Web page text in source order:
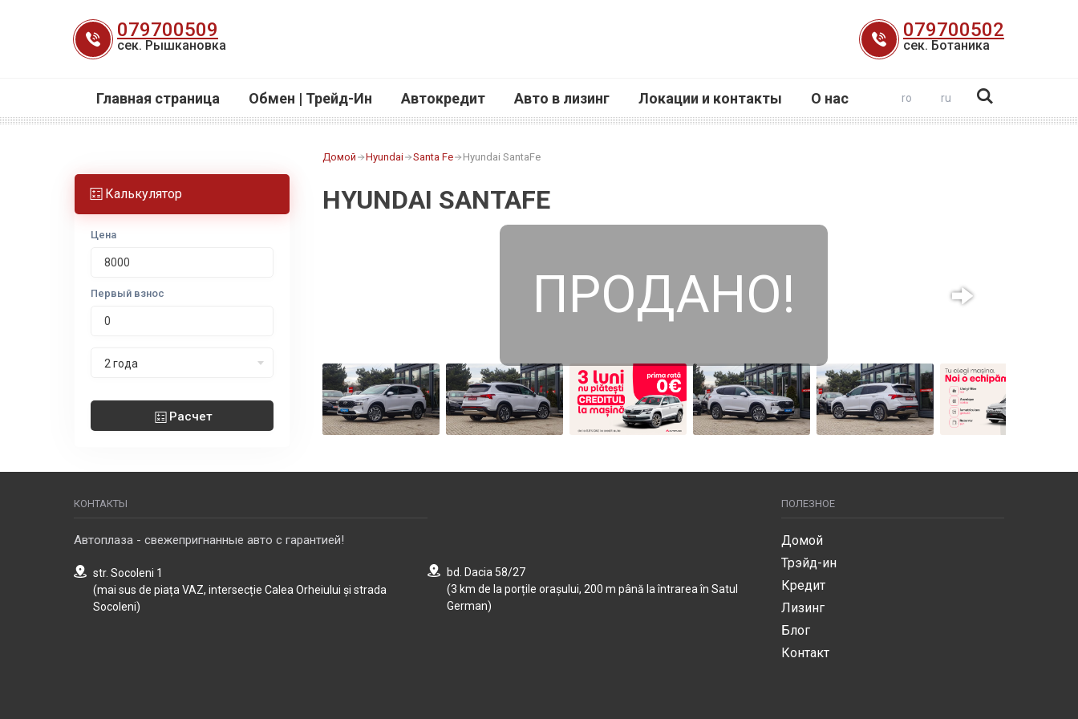
содержанию
079700509
сек. Рышкановка
079700502
сек. Ботаника
Главная страница Обмен | Трейд-Ин Автокредит Авто в лизинг Локации и контакты О нас ro ru
Калькулятор
Цена
Первый взнос
2 года
Расчет
Домой Hyundai Santa Fe Hyundai SantaFe
HYUNDAI SANTAFE
ПРОДАНО!
КОНТАКТЫ
Автоплаза - свежепригнанные авто с гарантией!
str. Socoleni 1
(mai sus de piața VAZ, intersecție Calea Orheiului și strada
Socoleni)
bd. Dacia 58/27
(3 km de la porțile orașului, 200 m până la întrarea în Satul
German)
ПОЛЕЗНОЕ
Домой
Трэйд-ин
Кредит
Лизинг
Блог
Контакт